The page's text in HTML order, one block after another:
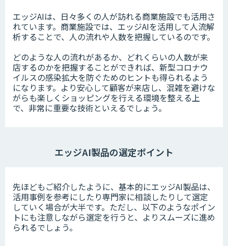
エッジAIは、日々多くの人が訪れる商業施設でも活用さ
れています。商業施設では、エッジAIを活用して人流解
析することで、人の流れや人数を把握しているのです。
どのような人の流れがあるか、どれくらいの人数が来
店するのかを把握することができれば、新型コロナウ
イルスの感染拡大を防ぐためのヒントも得られるよう
になります。より安心して顧客が来店し、混雑を避けな
がらも楽しくショッピングを行える環境を整える上
で、非常に重要な技術といえるでしょう。
エッジAI製品の選定ポイント
先ほどもご紹介したように、基本的にエッジAI製品は、
活用事例を参考にしたり専門家に相談したりして選定
していく場合が大半です。ただし、以下のようなポイン
トにも注意しながら選定を行うと、よりスムーズに進め
られるでしょう。